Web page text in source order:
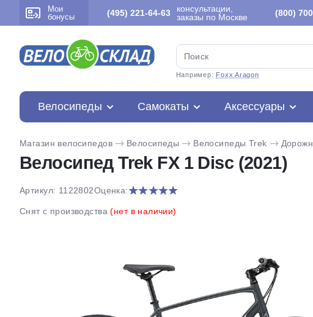
Мои
бонусы
(495) 221-64-63
консультации,
заказы по Москве
(800)
Например: Foxx Aragon
Велосипеды Самокаты Аксессуары
Магазин велосипедов Велосипеды Велосипеды Trek
Велосипед Trek FX 1 Disc (2021)
Артикул: 1122802Оценка:
Снят с производства(нет в наличии)
на